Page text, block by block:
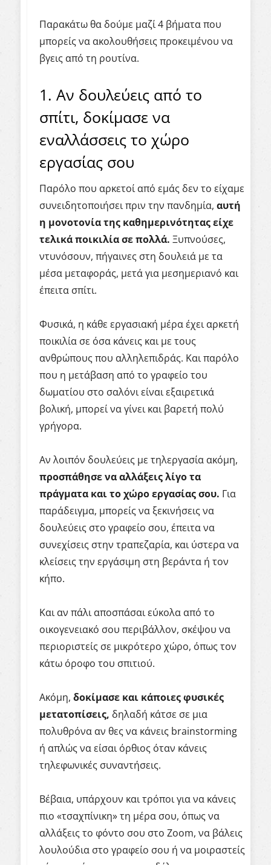
Παρακάτω θα δούμε μαζί 4 βήματα που
μπορείς να ακολουθήσεις προκειμένου να
βγεις από τη ρουτίνα.
1. Αν δουλεύεις από το
σπίτι, δοκίμασε να
εναλλάσσεις το χώρο
εργασίας σου
Παρόλο που αρκετοί από εμάς δεν το είχαμε
συνειδητοποιήσει πριν την πανδημία, αυτή
η μονοτονία της καθημερινότητας είχε
τελικά ποικιλία σε πολλά. Ξυπνούσες,
ντυνόσουν, πήγαινες στη δουλειά με τα
μέσα μεταφοράς, μετά για μεσημεριανό και
έπειτα σπίτι.
Φυσικά, η κάθε εργασιακή μέρα έχει αρκετή
ποικιλία σε όσα κάνεις και με τους
ανθρώπους που αλληλεπιδράς. Και παρόλο
που η μετάβαση από το γραφείο του
δωματίου στο σαλόνι είναι εξαιρετικά
βολική, μπορεί να γίνει και βαρετή πολύ
γρήγορα.
Αν λοιπόν δουλεύεις με τηλεργασία ακόμη,
προσπάθησε να αλλάξεις λίγο τα
πράγματα και το χώρο εργασίας σου. Για
παράδειγμα, μπορείς να ξεκινήσεις να
δουλεύεις στο γραφείο σου, έπειτα να
συνεχίσεις στην τραπεζαρία, και ύστερα να
κλείσεις την εργάσιμη στη βεράντα ή τον
κήπο.
Και αν πάλι αποσπάσαι εύκολα από το
οικογενειακό σου περιβάλλον, σκέψου να
περιοριστείς σε μικρότερο χώρο, όπως τον
κάτω όροφο του σπιτιού.
Ακόμη, δοκίμασε και κάποιες φυσικές
μετατοπίσεις, δηλαδή κάτσε σε μια
πολυθρόνα αν θες να κάνεις brainstorming
ή απλώς να είσαι όρθιος όταν κάνεις
τηλεφωνικές συναντήσεις.
Βέβαια, υπάρχουν και τρόποι για να κάνεις
πιο «τσαχπίνικη» τη μέρα σου, όπως να
αλλάξεις το φόντο σου στο Zoom, να βάλεις
λουλούδια στο γραφείο σου ή να μοιραστείς